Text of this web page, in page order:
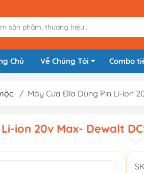
Chủ Về Chúng Tôi Combo
/ Máy Cưa Đĩa Dùng Pin Li-ion
ion 20v Max- Dewalt